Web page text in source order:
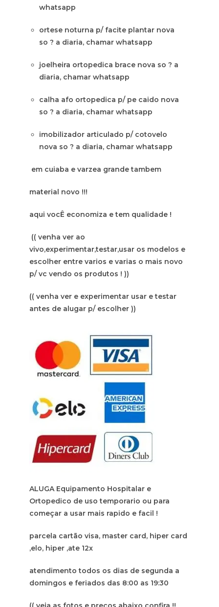
whatsapp
ortese noturna p/ facite plantar nova
so ? a diaria, chamar whatsapp
joelheira ortopedica brace nova so ? a
diaria, chamar whatsapp
calha afo ortopedica p/ pe caido nova
so ? a diaria, chamar whatsapp
imobilizador articulado p/ cotovelo
nova so ? a diaria, chamar whatsapp
em cuiaba e varzea grande tambem
material novo !!!
aqui vocÊ economiza e tem qualidade !
(( venha ver ao
vivo,experimentar,testar,usar os modelos e
escolher entre varios e varias o mais novo
p/ vc vendo os produtos ! ))
(( venha ver e experimentar usar e testar
antes de alugar p/ escolher ))
ALUGA Equipamento Hospitalar e
Ortopedico de uso temporario ou para
começar a usar mais rapido e facil !
parcela cartão visa, master card, hiper card
,elo, hiper ,ate 12x
atendimento todos os dias de segunda a
domingos e feriados das 8:00 as 19:30